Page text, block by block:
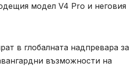
модел V4 Pro и неговия
в глобалната надпревара за
възможности на